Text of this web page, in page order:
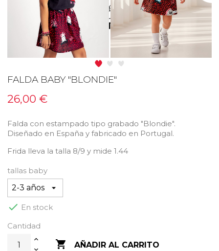
FALDA BABY "BLONDIE"
26,00 €
Falda con estampado tipo grabado "Blondie".
Diseñado en España y fabricado en Portugal.
Frida lleva la talla 8/9 y mide 1.44
tallas baby
 En stock
Cantidad
 AÑADIR AL CARRITO